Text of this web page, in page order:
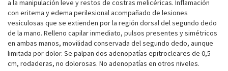
a la manipulación leve y restos de costras melicéricas. Inflamación
con eritema y edema perilesional acompañado de lesiones
vesiculosas que se extienden por la región dorsal del segundo dedo
de la mano. Relleno capilar inmediato, pulsos presentes y simétricos
en ambas manos, movilidad conservada del segundo dedo, aunque
limitada por dolor. Se palpan dos adenopatías epitrocleares de 0,5
cm, rodaderas, no dolorosas. No adenopatías en otros niveles.